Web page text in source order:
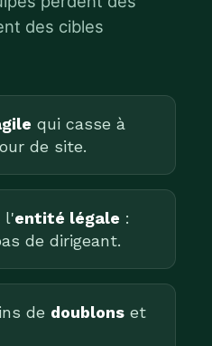
des cibles
qui casse à
de site.
l'entité légale :
de dirigeant.
de doublons et